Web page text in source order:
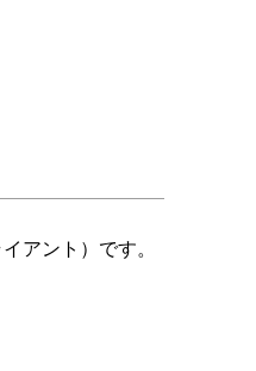
アント）です。